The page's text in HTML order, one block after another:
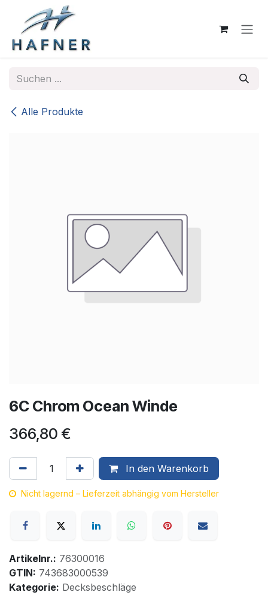
Zum Inhalt springen
Alle Produkte
6C Chrom Ocean Winde
366,80 €
In den Warenkorb
Nicht lagernd – Lieferzeit abhängig vom Hersteller
Artikelnr.: 76300016
GTIN: 743683000539
Kategorie: Decksbeschläge